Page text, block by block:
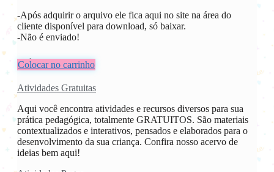
-Após adquirir o arquivo ele fica aqui no site na área do
cliente disponível para download, só baixar.
-Não é enviado!
R$5,00
Colocar no carrinho
Atividades Gratuitas
Aqui você encontra atividades e recursos diversos para sua
prática pedagógica, totalmente GRATUITOS. São materiais
contextualizados e interativos, pensados e elaborados para o
desenvolvimento da sua criança. Confira nosso acervo de
ideias bem aqui!